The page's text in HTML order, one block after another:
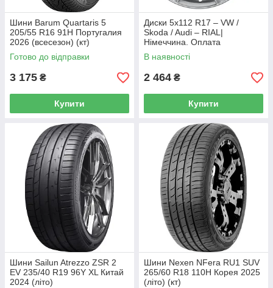
Шини Barum Quartaris 5
205/55 R16 91H Португалия
2026 (всесезон) (кт)
Готово до відправки
3 175 ₴
Купити
Диски 5x112 R17 – VW /
Skoda / Audi – RIAL|
Німеччина. Оплата
частинами (кт)
В наявності
2 464 ₴
Купити
Шини Sailun Atrezzo ZSR 2
EV 235/40 R19 96Y XL Китай
2024 (літо)
Шини Nexen NFera RU1 SUV
265/60 R18 110H Корея 2025
(літо) (кт)